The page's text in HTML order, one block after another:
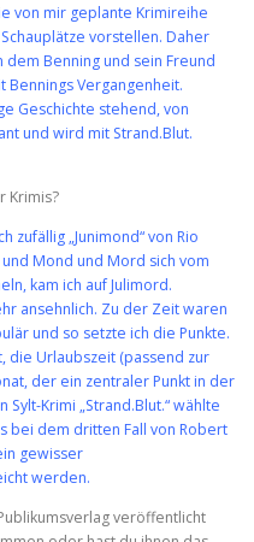
von mir geplante Krimireihe
vorstellen. Daher
Benning und sein Freund
Bennings Vergangenheit.
Geschichte stehend, von
und wird mit Strand.Blut.
Krimis?
zufällig „Junimond“ von Rio
Mond und Mord sich vom
kam ich auf Julimord.
ansehnlich. Zu der Zeit waren
und so setzte ich die Punkte.
die Urlaubszeit (passend zur
der ein zentraler Punkt in der
Krimi „Strand.Blut.“ wählte
bei dem dritten Fall von Robert
gewisser
werden.
veröffentlicht